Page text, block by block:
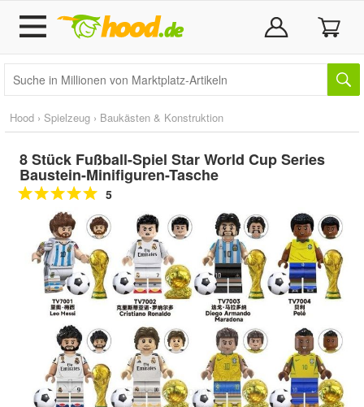
Hood › Spielzeug › Baukästen & Konstruktion
8 Stück Fußball-Spiel Star World Cup Series
Baustein-Minifiguren-Tasche
5
Doppelt antippen zum